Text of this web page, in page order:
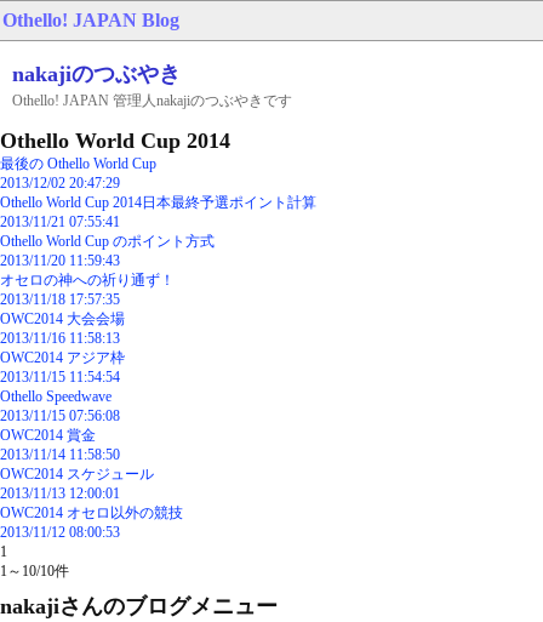
Othello! JAPAN Blog
nakajiのつぶやき
Othello! JAPAN 管理人nakajiのつぶやきです
Othello World Cup 2014
最後の Othello World Cup
2013/12/02 20:47:29
Othello World Cup 2014日本最終予選ポイント計算
2013/11/21 07:55:41
Othello World Cup のポイント方式
2013/11/20 11:59:43
オセロの神への祈り通ず！
2013/11/18 17:57:35
OWC2014 大会会場
2013/11/16 11:58:13
OWC2014 アジア枠
2013/11/15 11:54:54
Othello Speedwave
2013/11/15 07:56:08
OWC2014 賞金
2013/11/14 11:58:50
OWC2014 スケジュール
2013/11/13 12:00:01
OWC2014 オセロ以外の競技
2013/11/12 08:00:53
1
1～10/10件
nakajiさんのブログメニュー